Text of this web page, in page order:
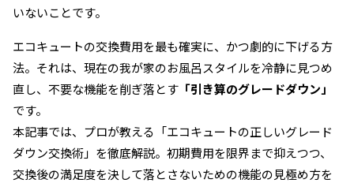
いないことです。
エコキュートの交換費用を最も確実に、かつ劇的に下げる方
法。それは、現在の我が家のお風呂スタイルを冷静に見つめ
直し、不要な機能を削ぎ落とす 「引き算のグレードダウン」
です。
本記事では、プロが教える「エコキュートの正しいグレード
ダウン交換術」を徹底解説。初期費用を限界まで抑えつつ、
交換後の満足度を決して落とさないための機能の見極め方を